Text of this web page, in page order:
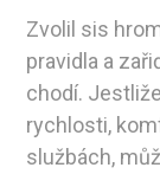
Zvolil sis
pravidla a
chodí.
rychlosti,
službách,